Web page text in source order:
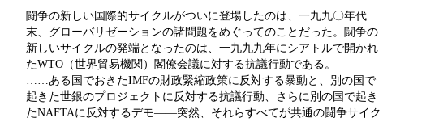
闘争の新しい国際的サイクルがついに登場したのは、一九九〇年代
末、グローバリゼーションの諸問題をめぐってのことだった。闘争の
新しいサイクルの発端となったのは、一九九九年にシアトルで開かれ
たWTO（世界貿易機関）閣僚会議に対する抗議行動である。
……ある国でおきたIMFの財政緊縮政策に反対する暴動と、別の国で
起きた世銀のプロジェクトに反対する抗議行動、さらに別の国で起き
たNAFTAに反対するデモ――突然、それらすべてが共通の闘争サイク